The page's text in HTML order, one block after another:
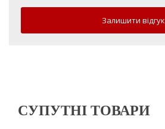
Залишити відгук
СУПУТНІ ТОВАРИ